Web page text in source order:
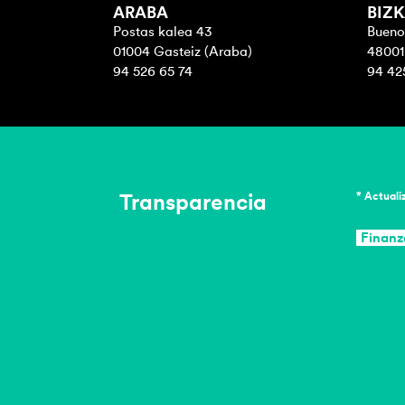
ARABA
Postas kalea 43
01004 Gasteiz (Araba)
94 526 65 74
94
Transparencia *